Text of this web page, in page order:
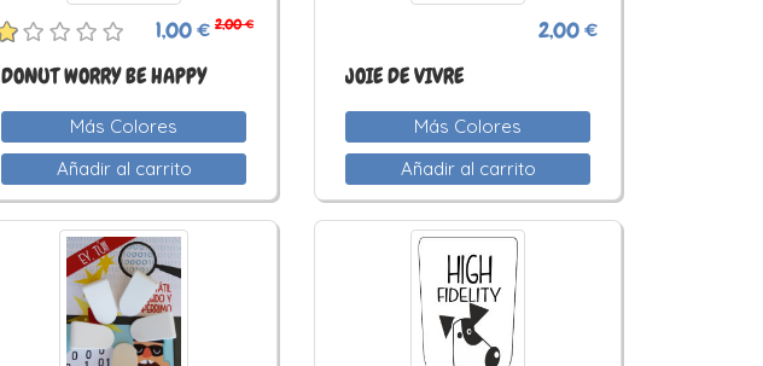
1,00 € 2,00 €
DONUT WORRY BE HAPPY
Más Colores
Añadir al carrito
2,00 €
JOIE DE VIVRE
Más Colores
Añadir al carrito